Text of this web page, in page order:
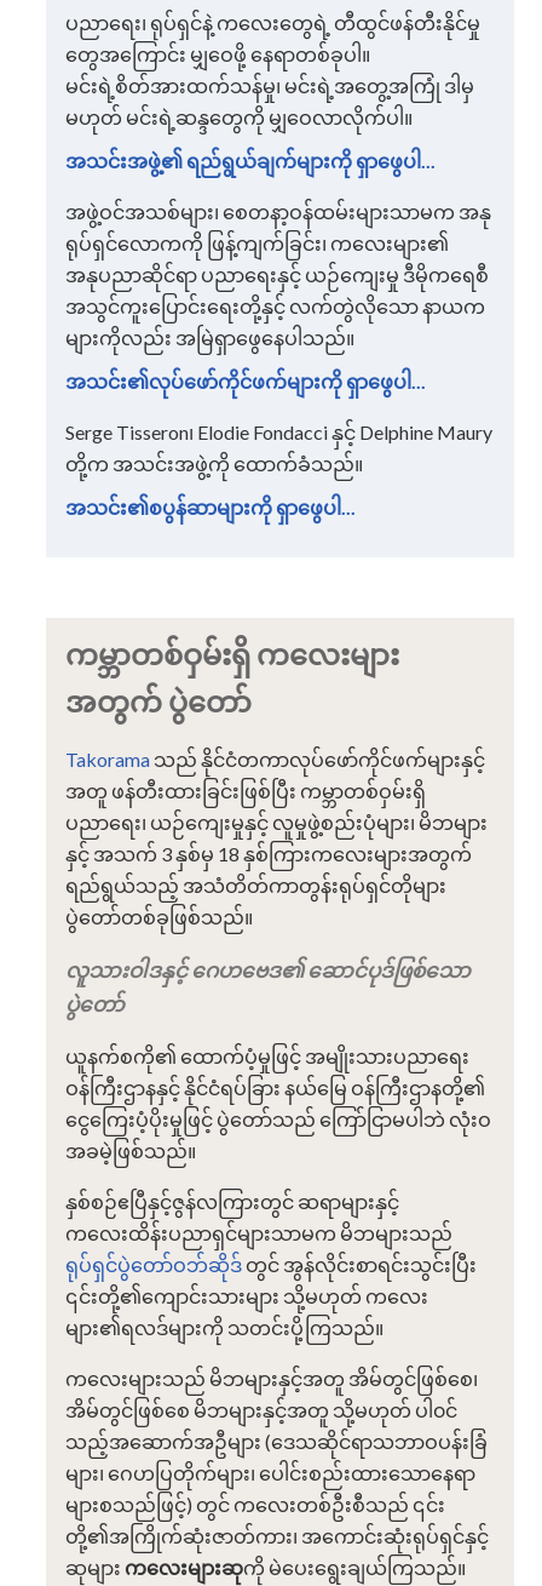
ပညာရေး၊ ရုပ်ရှင်နဲ့ ကလေးတွေရဲ့ တီထွင်ဖန်တီးနိုင်မှု
တွေအကြောင်း မျှဝေဖို့ နေရာတစ်ခုပါ။
မင်းရဲ့စိတ်အားထက်သန်မှု၊ မင်းရဲ့အတွေ့အကြုံ ဒါမှ
မဟုတ် မင်းရဲ့ဆန္ဒတွေကို မျှဝေလာလိုက်ပါ။
အသင်းအဖွဲ့၏ ရည်ရွယ်ချက်များကို ရှာဖွေပါ...
အဖွဲ့ဝင်အသစ်များ၊ စေတနာ့ဝန်ထမ်းများသာမက အနု
ရုပ်ရှင်လောကကို ဖြန့်ကျက်ခြင်း၊ ကလေးများ၏
အနုပညာဆိုင်ရာ ပညာရေးနှင့် ယဉ်ကျေးမှု ဒီမိုကရေစီ
အသွင်ကူးပြောင်းရေးတို့နှင့် လက်တွဲလိုသော နာယက
များကိုလည်း အမြဲရှာဖွေနေပါသည်။
အသင်း၏လုပ်ဖော်ကိုင်ဖက်များကို ရှာဖွေပါ...
Serge Tisseron၊ Elodie Fondacci နှင့် Delphine Maury
တို့က အသင်းအဖွဲ့ကို ထောက်ခံသည်။
အသင်း၏စပွန်ဆာများကို ရှာဖွေပါ...
ကမ္ဘာတစ်ဝှမ်းရှိ ကလေးများ
အတွက် ပွဲတော်
Takorama သည် နိုင်ငံတကာလုပ်ဖော်ကိုင်ဖက်များနှင့်
အတူ ဖန်တီးထားခြင်းဖြစ်ပြီး ကမ္ဘာတစ်ဝှမ်းရှိ
ပညာရေး၊ ယဉ်ကျေးမှုနှင့် လူမှုဖွဲ့စည်းပုံများ၊ မိဘများ
နှင့် အသက် 3 နှစ်မှ 18 နှစ်ကြားကလေးများအတွက်
ရည်ရွယ်သည့် အသံတိတ်ကာတွန်းရုပ်ရှင်တိုများ
ပွဲတော်တစ်ခုဖြစ်သည်။
လူသားဝါဒနှင့် ဂေဟဗေဒ၏ ဆောင်ပုဒ်ဖြစ်သော
ပွဲတော်
ယူနက်စကို၏ ထောက်ပံ့မှုဖြင့် အမျိုးသားပညာရေး
ဝန်ကြီးဌာနနှင့် နိုင်ငံရပ်ခြား နယ်မြေ ဝန်ကြီးဌာနတို့၏
ငွေကြေးပံ့ပိုးမှုဖြင့် ပွဲတော်သည် ကြော်ငြာမပါဘဲ လုံးဝ
အခမဲ့ဖြစ်သည်။
နှစ်စဉ်ဧပြီနှင့်ဇွန်လကြားတွင် ဆရာများနှင့်
ကလေးထိန်းပညာရှင်များသာမက မိဘများသည်
ရုပ်ရှင်ပွဲတော်ဝဘ်ဆိုဒ် တွင် အွန်လိုင်းစာရင်းသွင်းပြီး
၎င်းတို့၏ကျောင်းသားများ သို့မဟုတ် ကလေး
များ၏ရလဒ်များကို သတင်းပို့ကြသည်။
ကလေးများသည် မိဘများနှင့်အတူ အိမ်တွင်ဖြစ်စေ၊
အိမ်တွင်ဖြစ်စေ မိဘများနှင့်အတူ သို့မဟုတ် ပါ၀င်
သည့်အဆောက်အဦများ (ဒေသဆိုင်ရာသဘာဝပန်းခြံ
များ၊ ဂေဟပြတိုက်များ၊ ပေါင်းစည်းထားသောနေရာ
များစသည်ဖြင့်) တွင် ကလေးတစ်ဦးစီသည် ၎င်း
တို့၏အကြိုက်ဆုံးဇာတ်ကား၊ အကောင်းဆုံးရုပ်ရှင်နှင့်
ဆုများ ကလေးများဆုကို မဲပေးရွေးချယ်ကြသည်။